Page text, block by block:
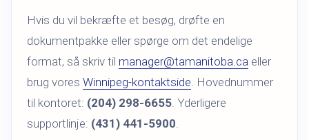
Hvis du vil bekræfte et besøg, drøfte en
dokumentpakke eller spørge om det endelige
format, så skriv til manager@tamanitoba.ca eller
brug vores Winnipeg-kontaktside. Hovednummer
til kontoret: (204) 298-6655. Yderligere
supportlinje: (431) 441-5900.